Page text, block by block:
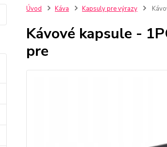
Úvod Káva Kapsuly pre výrazy
Kávové kapsule -
pre